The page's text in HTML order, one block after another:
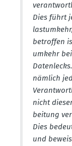
Dies führt
betroffen
umkehr
nämlich
nicht
beitung
Dies
und